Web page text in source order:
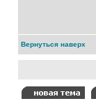
Вернуться наверх